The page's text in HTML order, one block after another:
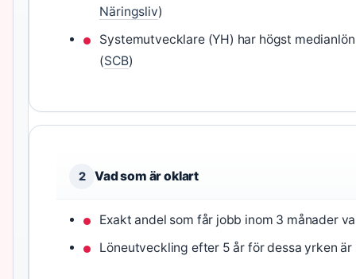
Näringsliv)
Systemutvecklare (YH) har högst
(SCB)
2 Vad som är oklart
Exakt andel som får jobb inom 3 månader
Löneutveckling efter 5 år för dessa yrken